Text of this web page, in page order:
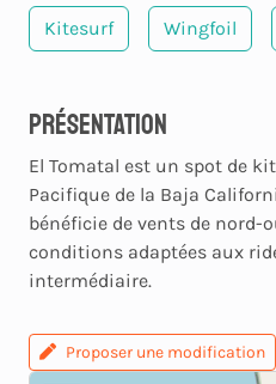
Kitesurf Wingfoil
Présentation
El Tomatal est un spot de
Pacifique de la Baja
bénéficie de vents de nord-
conditions adaptées aux
intermédiaire.
Proposer une modification